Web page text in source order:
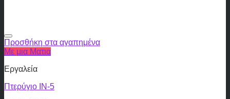
Προσθήκη στα αγαπημένα
Με μια Ματια
Εργαλεία
Πτερύγιο IN-5